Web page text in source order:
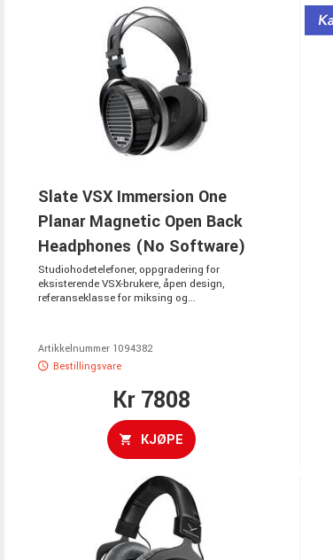
Slate VSX Immersion One
Planar Magnetic Open Back
Headphones (No Software)
Studiohodetelefoner, oppgradering for
eksisterende VSX-brukere, åpen design,
referanseklasse for miksing og...
Artikkelnummer 1094382
Bestillingsvare
Kr 7808
KJØPE